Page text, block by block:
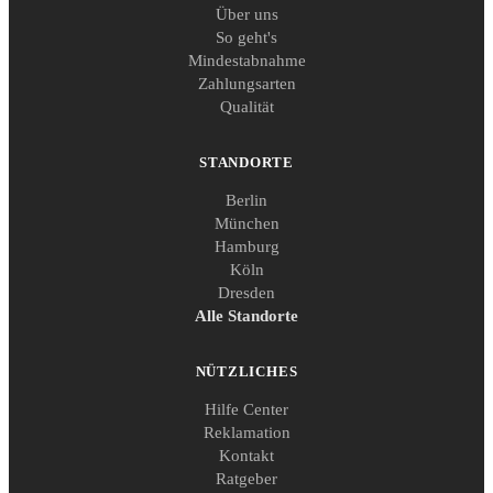
Über uns
So geht's
Mindestabnahme
Zahlungsarten
Qualität
STANDORTE
Berlin
München
Hamburg
Köln
Dresden
Alle Standorte
NÜTZLICHES
Hilfe Center
Reklamation
Kontakt
Ratgeber